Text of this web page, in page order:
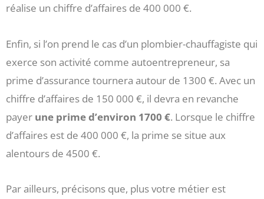
réalise un chiffre d’affaires de 400 000 €.
Enfin, si l’on prend le cas d’un plombier-chauffagiste qui
exerce son activité comme autoentrepreneur, sa
prime d’assurance tournera autour de 1300 €. Avec un
chiffre d’affaires de 150 000 €, il devra en revanche
payer une prime d’environ 1700 €. Lorsque le chiffre
d’affaires est de 400 000 €, la prime se situe aux
alentours de 4500 €.
Par ailleurs, précisons que, plus votre métier est